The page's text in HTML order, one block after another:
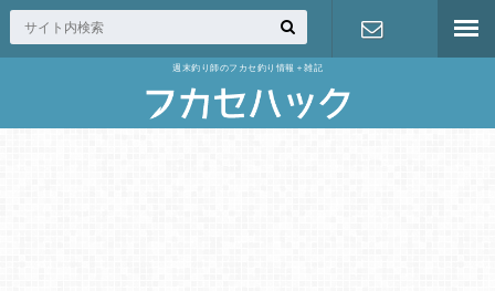
週末釣り師のフカセ釣り情報＋雑記